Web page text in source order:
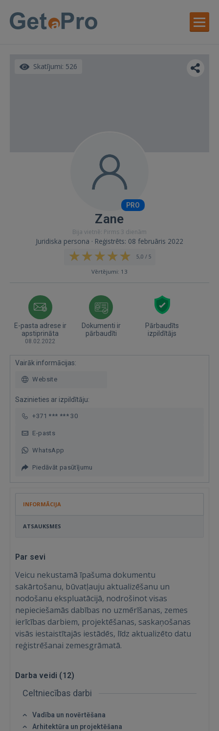
Skatījumi: 526
PRO
Zane
Bija vietnē: Pirms 3 dienām
Juridiska persona · Reģistrēts: 08 februāris 2022
5,0 / 5
Vērtējumi: 13
E-pasta adrese ir
apstiprināta
08.02.2022
Dokumenti ir
pārbaudīti
Pārbaudīts
izpildītājs
Vairāk informācijas:
Website
Sazinieties ar izpildītāju:
+371 *** *** 30
E-pasts
WhatsApp
Piedāvāt pasūtījumu
INFORMĀCIJA
ATSAUKSMES
Par sevi
Veicu nekustamā īpašuma dokumentu
sakārtošanu, būvatļauju aktualizēšanu un
nodošanu ekspluatācijā, nodrošinot visas
nepieciešamās dabības no uzmērīšanas, zemes
ierīcības darbiem, projektēšanas, saskaņošanas
visās iestaistītajās iestādēs, līdz aktualizēto datu
reģistrēšanai zemesgrāmatā.
Darba veidi (12)
Celtniecības darbi
Vadība un novērtēšana
Arhitektūra un projektēšana